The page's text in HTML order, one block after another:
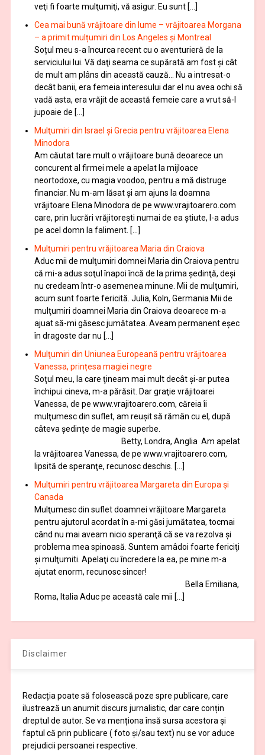
veţi fi foarte mulţumiţi, vă asigur. Eu sunt […]
Cea mai bună vrăjitoare din lume – vrăjitoarea Morgana
– a primit mulțumiri din Los Angeles și Montreal
Soțul meu s-a încurca recent cu o aventurieră de la
serviciului lui. Vă daţi seama ce supărată am fost şi cât
de mult am plâns din această cauză… Nu a intresat-o
decât banii, era femeia interesului dar el nu avea ochi să
vadă asta, era vrăjit de această femeie care a vrut să-l
jupoaie de […]
Mulţumiri din Israel și Grecia pentru vrăjitoarea Elena
Minodora
Am căutat tare mult o vrăjitoare bună deoarece un
concurent al firmei mele a apelat la mijloace
neortodoxe, cu magia voodoo, pentru a mă distruge
financiar. Nu m-am lăsat şi am ajuns la doamna
vrăjitoare Elena Minodora de pe www.vrajitoarero.com
care, prin lucrări vrăjitorești numai de ea ştiute, l-a adus
pe acel domn la faliment. […]
Mulţumiri pentru vrăjitoarea Maria din Craiova
Aduc mii de mulţumiri domnei Maria din Craiova pentru
că mi-a adus soţul înapoi încă de la prima şedinţă, deşi
nu credeam într-o asemenea minune. Mii de mulţumiri,
acum sunt foarte fericită. Julia, Koln, Germania Mii de
mulţumiri doamnei Maria din Craiova deoarece m-a
ajuat să-mi găsesc jumătatea. Aveam permanent eşec
în dragoste dar nu […]
Mulţumiri din Uniunea Europeană pentru vrăjitoarea
Vanessa, prințesa magiei negre
Soţul meu, la care ţineam mai mult decât și-ar putea
închipui cineva, m-a părăsit. Dar graţie vrăjitoarei
Vanessa, de pe www.vrajitoarero.com, căreia îi
mulţumesc din suflet, am reuşit să rămân cu el, după
câteva şedinţe de magie superbe.
Betty, Londra, Anglia Am apelat
la vrăjitoarea Vanessa, de pe www.vrajitoarero.com,
lipsită de speranţe, recunosc deschis. […]
Mulţumiri pentru vrăjitoarea Margareta din Europa și
Canada
Mulţumesc din suflet doamnei vrăjitoare Margareta
pentru ajutorul acordat în a-mi găsi jumătatea, tocmai
când nu mai aveam nicio speranţă că se va rezolva şi
problema mea spinoasă. Suntem amâdoi foarte fericiţi
şi mulţumiti. Apelaţi cu încredere la ea, pe mine m-a
ajutat enorm, recunosc sincer!
Bella Emiliana,
Roma, Italia Aduc pe această cale mii […]
Disclaimer
Redacția poate să folosească poze spre publicare, care
ilustrează un anumit discurs jurnalistic, dar care conțin
dreptul de autor. Se va menționa însă sursa acestora și
faptul că prin publicare ( foto și/sau text) nu se vor aduce
prejudicii persoanei respective.